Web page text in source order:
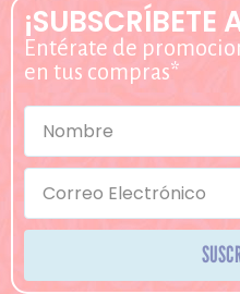
¡SUBSCRÍBETE
Entérate de
en tus compras*